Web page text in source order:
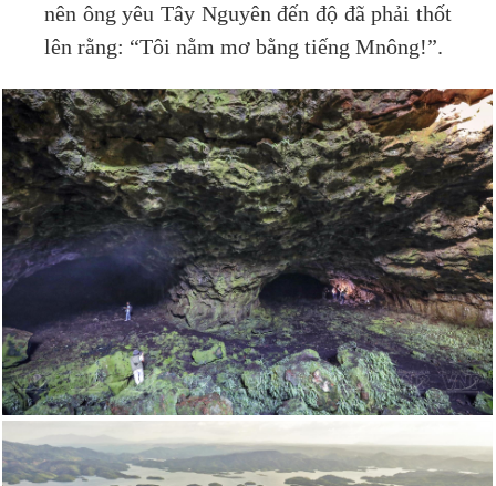
nên ông yêu Tây Nguyên đến độ đã phải thốt
lên rằng: “Tôi nằm mơ bằng tiếng Mnông!”.